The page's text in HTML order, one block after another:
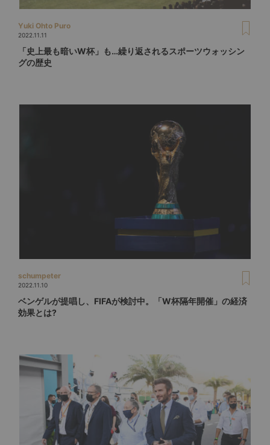
Yuki Ohto Puro
2022.11.11
「史上最も暗いW杯」も…繰り返されるスポーツウォッシン
グの歴史
schumpeter
2022.11.10
ベンゲルが提唱し、FIFAが検討中。「W杯隔年開催」の経済
効果とは?